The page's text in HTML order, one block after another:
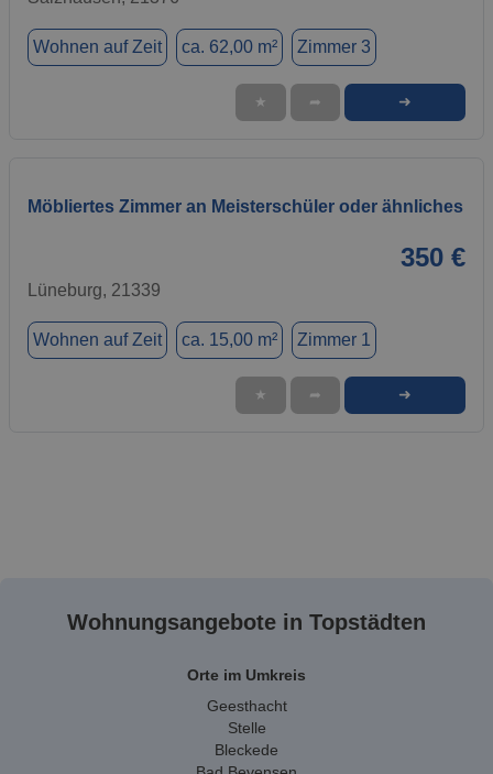
Wohnen auf Zeit ca. 62,00 m² Zimmer 3
★ ➦ ➜
Möbliertes Zimmer an Meisterschüler oder ähnliches
350 €
Lüneburg, 21339
Wohnen auf Zeit ca. 15,00 m² Zimmer 1
★ ➦ ➜
Wohnungsangebote in Topstädten
Orte im Umkreis
Geesthacht
Stelle
Bleckede